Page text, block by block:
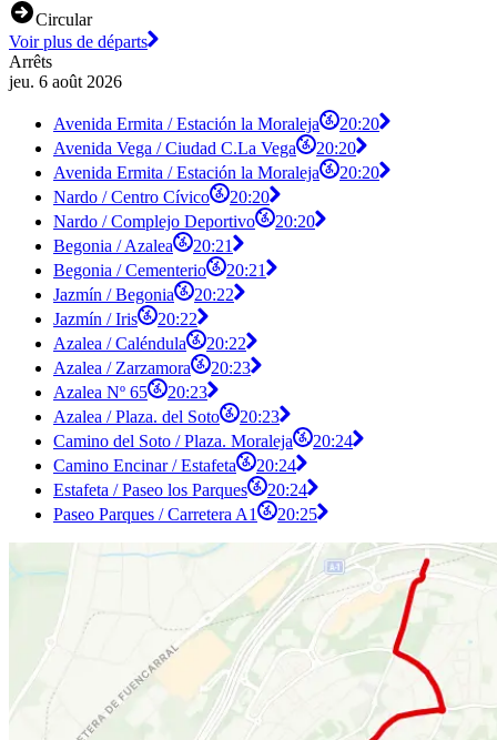
Circular
Voir plus de départs
Arrêts
jeu. 6 août 2026
Avenida Ermita / Estación la Moraleja
20:20
Avenida Vega / Ciudad C.La Vega
20:20
Avenida Ermita / Estación la Moraleja
20:20
Nardo / Centro Cívico
20:20
Nardo / Complejo Deportivo
20:20
Begonia / Azalea
20:21
Begonia / Cementerio
20:21
Jazmín / Begonia
20:22
Jazmín / Iris
20:22
Azalea / Caléndula
20:22
Azalea / Zarzamora
20:23
Azalea Nº 65
20:23
Azalea / Plaza. del Soto
20:23
Camino del Soto / Plaza. Moraleja
20:24
Camino Encinar / Estafeta
20:24
Estafeta / Paseo los Parques
20:24
Paseo Parques / Carretera A1
20:25